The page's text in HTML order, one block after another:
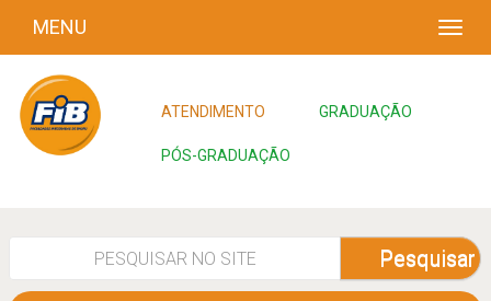
MENU
ATENDIMENTO GRADUAÇÃO
PÓS-GRADUAÇÃO
Pesquisar